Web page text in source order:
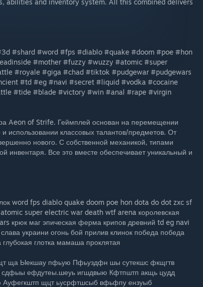
abilities and inventory system. All this combined delivers
#shard #word #fps #diablo #quake #doom #poe #hon
#mother #fuzzy #wuzzy #atomic #super
#royale #giga #chad #tiktok #pudgewar #pudgewars
#td #eg #navi #secret #liquid #vodka #cocaine
#tide #blade #victory #win #anal #rape #virgin
Aeon of Strife. Геймплей основан на перемещении
использовании классовых талантов/предметов. От
нового. С собственной механикой, типами
инвентаря. Все это вместе обеспечивает уникальный и
word fps diablo quake doom poe hon dota do dot zxc sf
super electric war death wtf arena королевская
крюк маг эпическая ферма крипов древний td eg navi
украини огонь бой прилив клинок победа победа
глотка мамаша проклятая
ща Ыекшау пфьую Пфьуздфн шы сутекшс фкщгтв
ефдутеы.шеуь игшдвыю Кфтпштп акщь цудд
щцт ьусрфтшсыб вфьфпу ензуыб